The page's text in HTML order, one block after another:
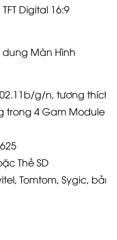
Digital 16:9
Màn Hình
g/n, tương thích
4 Gam Module
Thẻ SD
Tomtom, Sygic,